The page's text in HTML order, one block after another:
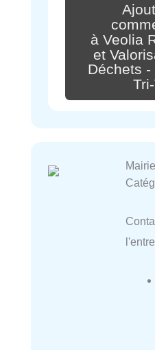
à Veolia
et
Déchets -
Mairie